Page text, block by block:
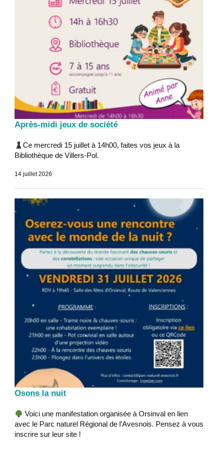
Après-midi jeux de société
Ce mercredi 15 juillet à 14h00, faites vos jeux à la
Bibliothèque de Villers-Pol.
14 juillet 2026
Osons la nuit
Voici une manifestation organisée à Orsinval en lien
avec le Parc naturel Régional de l’Avesnois. Pensez à vous
inscrire sur leur site !